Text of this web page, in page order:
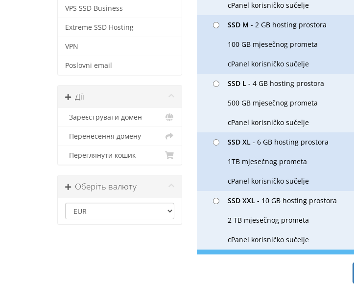
VPS SSD Business
Extreme SSD Hosting
VPN
Poslovni email
Дії
Зареєструвати домен
Перенесення домену
Переглянути кошик
Оберіть валюту
cPanel korisničko sučelje
SSD M - 2 GB hosting prostora
100 GB mjesečnog prometa
cPanel korisničko sučelje
SSD L - 4 GB hosting prostora
500 GB mjesečnog prometa
cPanel korisničko sučelje
SSD XL - 6 GB hosting prostora
1TB mjesečnog prometa
cPanel korisničko sučelje
SSD XXL - 10 GB hosting prostora
2 TB mjesečnog prometa
cPanel korisničko sučelje